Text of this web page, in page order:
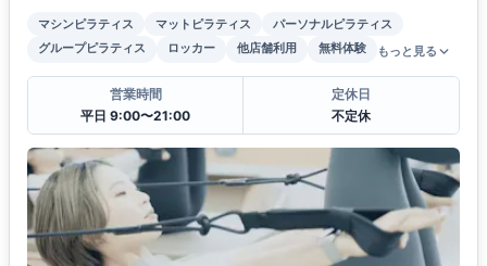
マシンピラティス マットピラティス
パーソナルピラティス
グループピラティス
ロッカー 他店舗利用 無料体験 もっと見る
営業時間
平日 9:00〜21:00
定休日
不定休